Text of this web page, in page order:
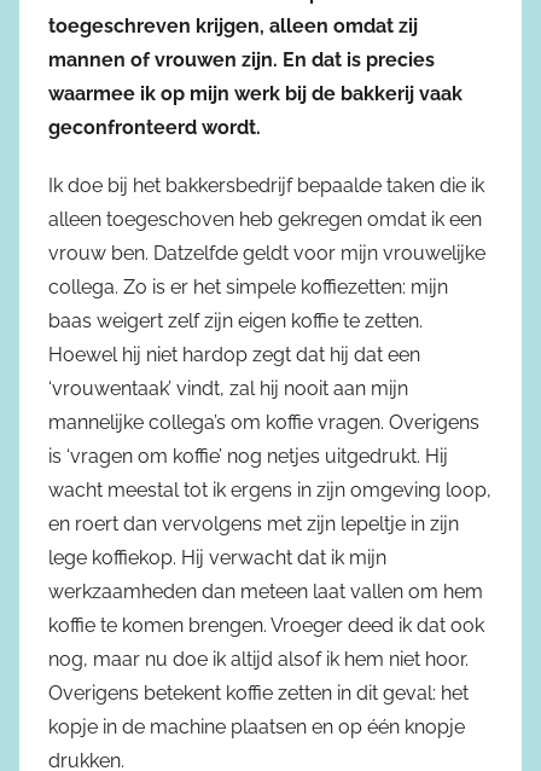
toegeschreven krijgen, alleen omdat zij
mannen of vrouwen zijn. En dat is precies
waarmee ik op mijn werk bij de bakkerij vaak
geconfronteerd wordt.
Ik doe bij het bakkersbedrijf bepaalde taken die ik
alleen toegeschoven heb gekregen omdat ik een
vrouw ben. Datzelfde geldt voor mijn vrouwelijke
collega. Zo is er het simpele koffiezetten: mijn
baas weigert zelf zijn eigen koffie te zetten.
Hoewel hij niet hardop zegt dat hij dat een
‘vrouwentaak’ vindt, zal hij nooit aan mijn
mannelijke collega’s om koffie vragen. Overigens
is ‘vragen om koffie’ nog netjes uitgedrukt. Hij
wacht meestal tot ik ergens in zijn omgeving loop,
en roert dan vervolgens met zijn lepeltje in zijn
lege koffiekop. Hij verwacht dat ik mijn
werkzaamheden dan meteen laat vallen om hem
koffie te komen brengen. Vroeger deed ik dat ook
nog, maar nu doe ik altijd alsof ik hem niet hoor.
Overigens betekent koffie zetten in dit geval: het
kopje in de machine plaatsen en op één knopje
drukken.